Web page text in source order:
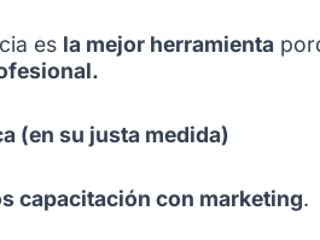
es la mejor herramienta
(en su justa medida)
capacitación con marketing.